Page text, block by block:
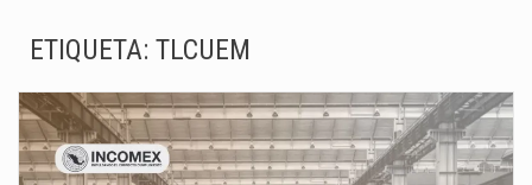
Solo el 17.8 % de las empresas en México se considera totalmente preparada para la…
ETIQUETA: TLCUEM